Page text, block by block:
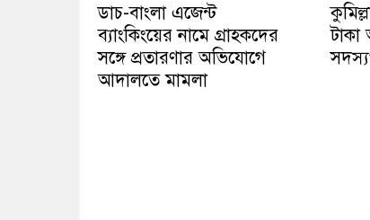
ডাচ-বাংলা এজেন্ট
ব্যাংকিংয়ের নামে গ্রাহকদের
সঙ্গে প্রতারণার অভিযোগে
আদালতে মামলা